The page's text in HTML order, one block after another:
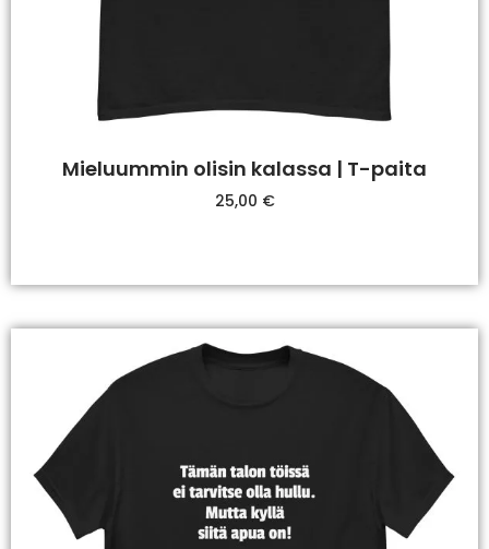
Mieluummin olisin kalassa | T-paita
25,00 €